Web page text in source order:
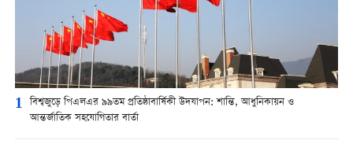
1 বিশ্বজুড়ে পিএলএর ৯৯তম প্রতিষ্ঠাবার্ষিকী উদযাপন: শান্তি, আধুনিকায়ন ও
আন্তর্জাতিক সহযোগিতার বার্তা